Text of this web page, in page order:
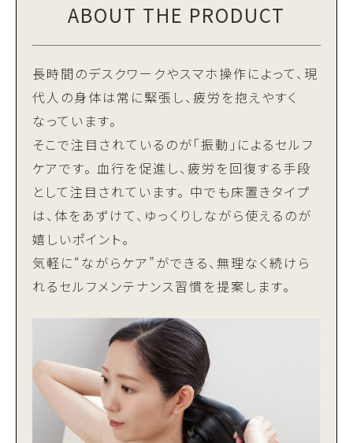
ABOUT THE PRODUCT
長時間のデスクワークやスマホ操作によって、現
代人の身体は常に緊張し、疲労を抱えやすく
なっています。
そこで注目されているのが「振動」によるセルフ
ケアです。 血行を促進し、疲労を回復する手段
として注目されています。 中でも床置きタイプ
は、体をあずけて、ゆっくりしながら使えるのが
嬉しいポイント。
気軽に“ながらケア”ができる、無理なく続けら
れるセルフメンテナンス習慣を提案します。